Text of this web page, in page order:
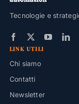
Tecnologie e
LINK UTILI
Chi siamo
Contatti
Newsletter